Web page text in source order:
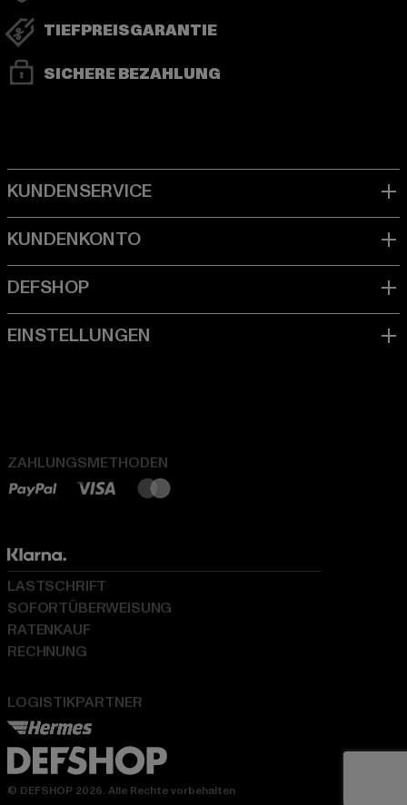
TIEFPREISGARANTIE
SICHERE BEZAHLUNG
ZAHLUNGSMETHODEN
LOGISTIKPARTNER
LASTSCHRIFT
SOFORTÜBERWEISUNG
RATENKAUF
RECHNUNG
© DEFSHOP 2026. Alle Rechte vorbehalten